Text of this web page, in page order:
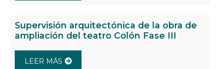
Supervisión arquitectónica de la obra de
ampliación del teatro Colón Fase III
LEER MÁS